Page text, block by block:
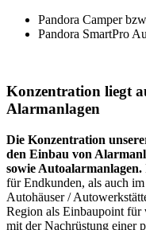
Pandora Camper
Pandora SmartPro
Konzentration liegt
Alarmanlagen
Die Konzentration
den Einbau von
sowie Autoalarmanlagen.
für Endkunden, als auch
Autohäuser /
Region als Einbaupoint für
mit der Nachrüstung einer